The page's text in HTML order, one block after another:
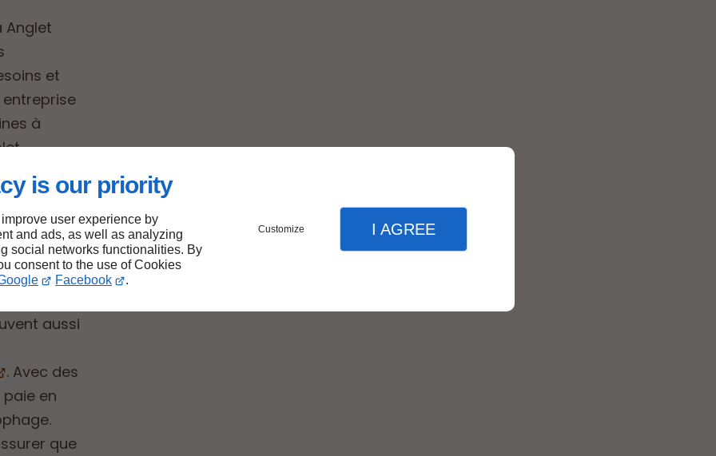
is our priority
user experience by
and ads, as well as analyzing
social networks functionalities. By
consent to the use of Cookies
Facebook .
Customize I AGREE
Anglet
et
entreprise
à
aussi
. Avec des
en
que